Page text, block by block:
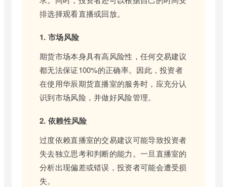
排选择观看直播或回放。
1. 市场风险
期货市场本身具有高风险性，任何交易建议
都无法保证100%的正确率。因此，投资者
在使用华辰期货直播室的服务时，应充分认
识到市场风险，并做好风险管理。
2. 依赖性风险
过度依赖直播室的交易建议可能导致投资者
失去独立思考和判断的能力。一旦直播室的
分析出现偏差或错误，投资者可能会遭受损
失。